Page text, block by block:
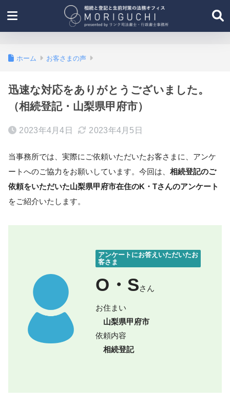
ホーム お客さまの声
迅速な対応をありがとうございました。
（相続登記・山梨県甲府市）
2023年4月4日 2023年4月5日
当事務所では、実際にご依頼いただいたお客さまに、アンケ
ートへのご協力をお願いしています。今回は、 相続登記のご
依頼をいただいた山梨県甲府市在住のK・Tさんのアンケート
をご紹介いたします。
アンケートにお答えいただいたお
客さま
O・Sさん
お住まい
山梨県甲府市
依頼内容
相続登記